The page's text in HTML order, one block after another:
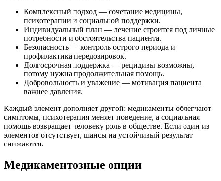
Комплексный подход — сочетание медицины,
психотерапии и социальной поддержки.
Индивидуальный план — лечение строится под личные
потребности и обстоятельства пациента.
Безопасность — контроль острого периода и
профилактика передозировок.
Долгосрочная поддержка — рецидивы возможны,
потому нужна продолжительная помощь.
Добровольность и уважение — мотивация пациента
важнее давления.
Каждый элемент дополняет другой: медикаменты облегчают
симптомы, психотерапия меняет поведение, а социальная
помощь возвращает человеку роль в обществе. Если один из
элементов отсутствует, шансы на устойчивый результат
снижаются.
Медикаментозные опции